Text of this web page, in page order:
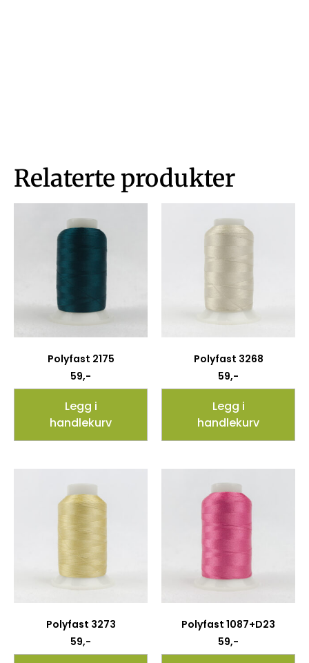
Relaterte produkter
Polyfast 2175
59,-
Legg i
handlekurv
Polyfast 3268
59,-
Legg i
handlekurv
Polyfast 3273
59,-
Polyfast 1087+D23
59,-